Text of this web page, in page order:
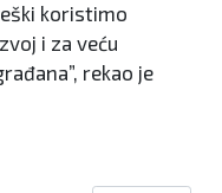
koristimo
i za veću
rekao je